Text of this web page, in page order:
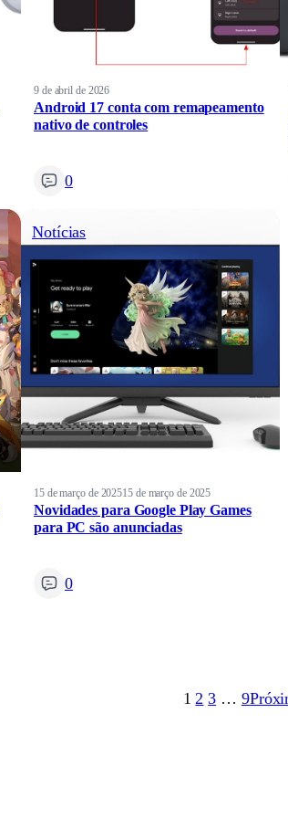
9 de abril de 2026
Android 17 conta com remapeamento
nativo de controles
0
Notícias
15 de março de 202515 de março de 2025
Novidades para Google Play Games
para PC são anunciadas
0
1 2 3 … 9